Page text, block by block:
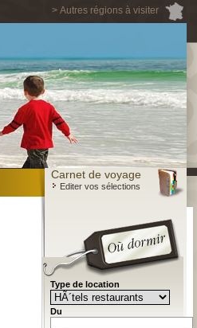
> Autres régions à visiter
Carnet de voyage
Editer vos sélections
Type de location
Du